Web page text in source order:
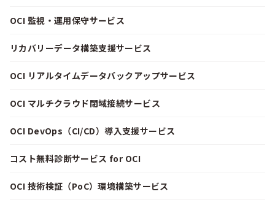
OCI 監視・運用保守サービス
リカバリーデータ構築支援サービス
OCI リアルタイムデータバックアップサービス
OCI マルチクラウド閉域接続サービス
OCI DevOps（CI/CD）導入支援サービス
コスト無料診断サービス for OCI
OCI 技術検証（PoC）環境構築サービス